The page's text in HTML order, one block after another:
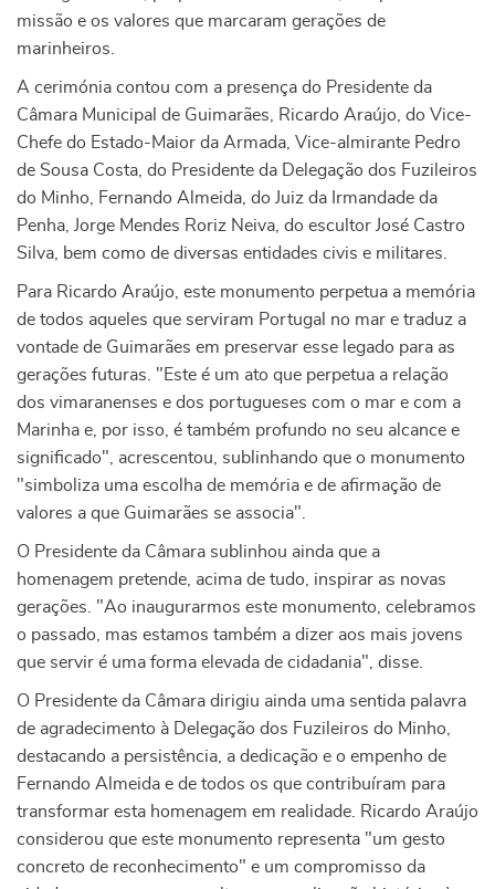
missão e os valores que marcaram gerações de
marinheiros.
A cerimónia contou com a presença do Presidente da
Câmara Municipal de Guimarães, Ricardo Araújo, do Vice-
Chefe do Estado-Maior da Armada, Vice-almirante Pedro
de Sousa Costa, do Presidente da Delegação dos Fuzileiros
do Minho, Fernando Almeida, do Juiz da Irmandade da
Penha, Jorge Mendes Roriz Neiva, do escultor José Castro
Silva, bem como de diversas entidades civis e militares.
Para Ricardo Araújo, este monumento perpetua a memória
de todos aqueles que serviram Portugal no mar e traduz a
vontade de Guimarães em preservar esse legado para as
gerações futuras. "Este é um ato que perpetua a relação
dos vimaranenses e dos portugueses com o mar e com a
Marinha e, por isso, é também profundo no seu alcance e
significado", acrescentou, sublinhando que o monumento
"simboliza uma escolha de memória e de afirmação de
valores a que Guimarães se associa".
O Presidente da Câmara sublinhou ainda que a
homenagem pretende, acima de tudo, inspirar as novas
gerações. "Ao inaugurarmos este monumento, celebramos
o passado, mas estamos também a dizer aos mais jovens
que servir é uma forma elevada de cidadania", disse.
O Presidente da Câmara dirigiu ainda uma sentida palavra
de agradecimento à Delegação dos Fuzileiros do Minho,
destacando a persistência, a dedicação e o empenho de
Fernando Almeida e de todos os que contribuíram para
transformar esta homenagem em realidade. Ricardo Araújo
considerou que este monumento representa "um gesto
concreto de reconhecimento" e um compromisso da